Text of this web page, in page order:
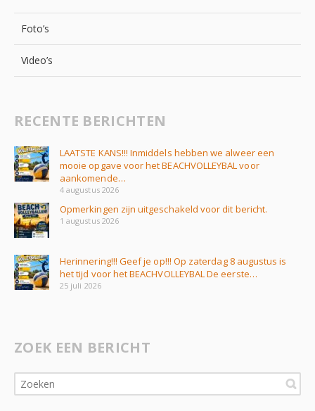
Foto’s
Video’s
RECENTE BERICHTEN
LAATSTE KANS!!! Inmiddels hebben we alweer een
mooie opgave voor het BEACHVOLLEYBAL voor
aankomende…
4 augustus 2026
Opmerkingen zijn uitgeschakeld voor dit bericht.
1 augustus 2026
Herinnering!!! Geef je op!!! Op zaterdag 8 augustus is
het tijd voor het BEACHVOLLEYBAL De eerste…
25 juli 2026
ZOEK EEN BERICHT